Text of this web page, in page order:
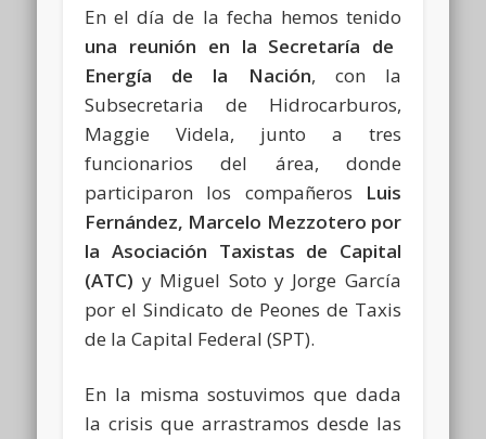
En el día de la fecha hemos tenido
una reunión en la Secretaría de
Energía de la Nación, con la
Subsecretaria de Hidrocarburos,
Maggie Videla, junto a tres
funcionarios del área, donde
participaron los compañeros Luis
Fernández, Marcelo Mezzotero por
la Asociación Taxistas de Capital
(ATC) y Miguel Soto y Jorge García
por el Sindicato de Peones de Taxis
de la Capital Federal (SPT).
En la misma sostuvimos que dada
la crisis que arrastramos desde las